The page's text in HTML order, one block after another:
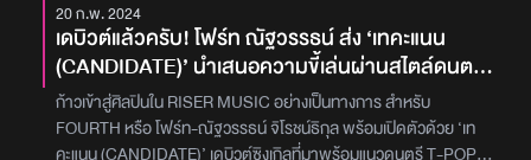
20 ก.พ. 2024
เดบิวต์แล้วครับ! โฟร์ท ณัฐวรรธน์ ส่ง ‘เทคะแนน
(CANDIDATE)’ นำเสนอความขี้เล่นผ่านสไตล์ดนตรี
สุดสนุก ก้าวแรกในฐานะศิลปิน
ก้าวเข้าสู่ศิลปินใน RISER MUSIC อย่างเป็นทางการ สำหรับ
FOURTH หรือ โฟร์ท-ณัฐวรรธน์ จิโรชน์ธิกุล พร้อมเปิดตัวด้วย ‘เท